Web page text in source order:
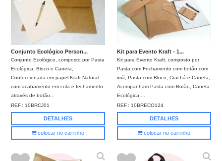
Conjunto Ecológico Person...
Conjunto Ecológico, composto por Pasta
Ecológica, Bloco e Caneta,
Confeccionada em papel Kraft Natural
com acabamento em cola e fechamento
através de botão...
REF.: 10BRCJ01
DETALHES
colocar no carrinho
Kit para Evento Kraft - 1...
Kit para Evento Kraft, composto por
Pasta com Fechamento com botão com
imã, Pasta com Bloco, Crachá e Caneta,
Acompanham Pasta com Botão, Caneta
Ecológica,...
REF.: 10BRECO124
DETALHES
colocar no carrinho